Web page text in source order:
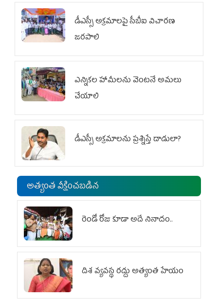
డీఎస్సీ అక్రమాలపై సీబీఐ విచారణ
జరపాలి
ఎన్నికల హామీలను వెంటనే అమలు
చేయాలి
డీఎస్సీ అక్రమాలను ప్రశ్నిస్తే దాడులా?
అత్యంత వీక్షించబడిన
రెండో రోజు కూడా అదే నినాదం..
దిశ వ్యవస్థ రద్దు అత్యంత హేయం